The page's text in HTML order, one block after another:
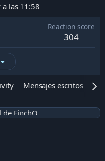
a las 11:58
Reaction score
304
Mensajes escritos
FinchO.